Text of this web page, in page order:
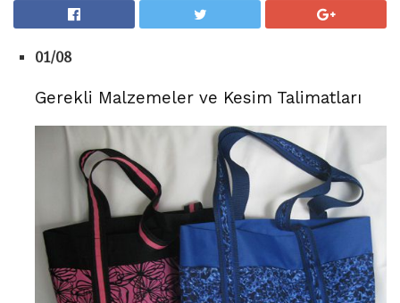
01/08
Gerekli Malzemeler ve Kesim Talimatları